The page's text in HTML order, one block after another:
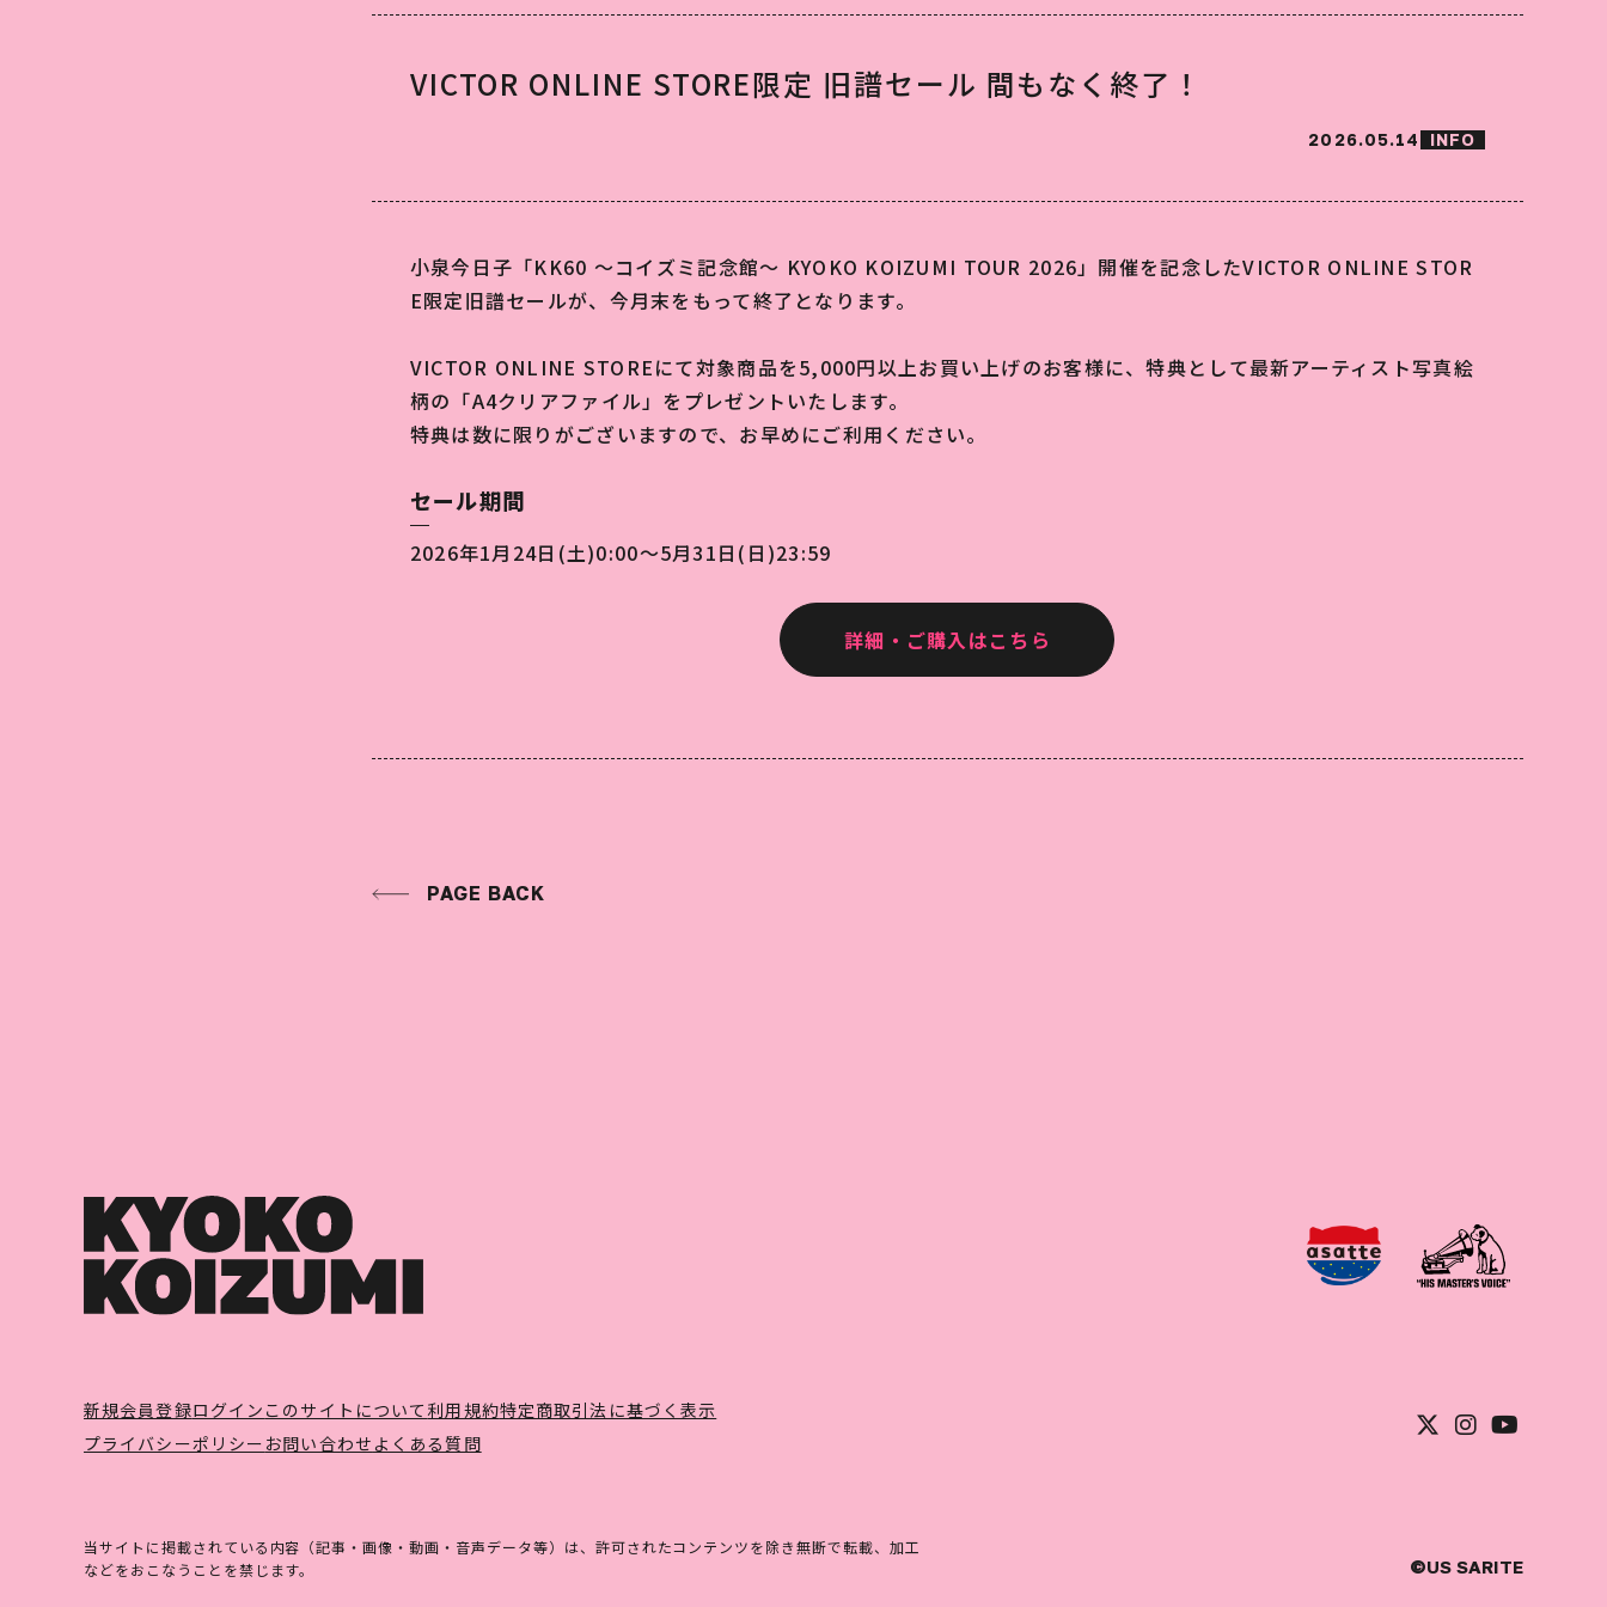
VICTOR ONLINE STORE限定 旧譜セール 間もなく終了！
2026.05.14 INFO
小泉今日子「KK60 〜コイズミ記念館〜 KYOKO KOIZUMI TOUR 2026」開催を記念したVICTOR ONLINE STOR
E限定旧譜セールが、今月末をもって終了となります。
VICTOR ONLINE STOREにて対象商品を5,000円以上お買い上げのお客様に、特典として最新アーティスト写真絵
柄の「A4クリアファイル」をプレゼントいたします。
特典は数に限りがございますので、お早めにご利用ください。
セール期間
2026年1月24日(土)0:00～5月31日(日)23:59
詳細・ご購入はこちら
PAGE BACK
新規会員登録ログイン このサイトについて 利用規約特定商取引法に基づく表示
プライバシーポリシー お問い合わせ よくある質問
当サイトに掲載されている内容（記事・画像・動画・音声データ等）は、許可されたコンテンツを除き無断で転載、加工
などをおこなうことを禁じます。
©US SARITE